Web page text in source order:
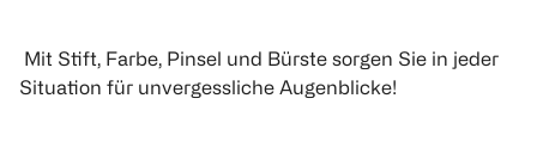
Mit Stift, Farbe, Pinsel und Bürste sorgen Sie in jeder
Situation für unvergessliche Augenblicke!